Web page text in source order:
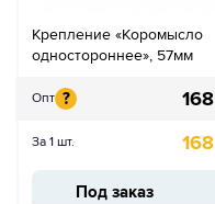
Крепление «Коромысло
одностороннее», 57мм
Опт ? 168
За 1 шт. 168
Под заказ